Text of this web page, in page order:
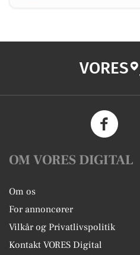
VORES
OM VORES DIGITAL
Om os
For annoncører
Vilkår og Privatlivspolitik
Kontakt VORES Digital